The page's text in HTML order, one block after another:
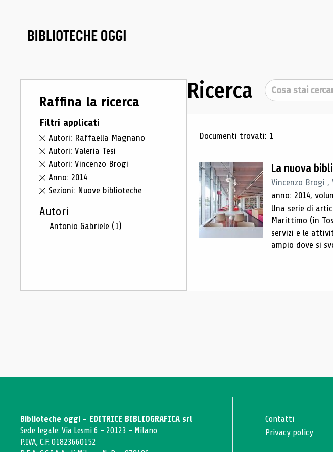
Raffina la ricerca
Filtri applicati
Autori: Raffaella Magnano
Autori: Valeria Tesi
Autori: Vincenzo Brogi
Anno: 2014
Sezioni: Nuove biblioteche
Autori
Antonio Gabriele (1)
Ricerca Cerca
Risultati di
Documenti trovati: 1
La nuova
Vincenzo Brogi ,
anno: 2014,
Una serie di
Marittimo (in
servizi e le
ampio dove si
Biblioteche oggi - EDITRICE BIBLIOGRAFICA srl
Sede legale: Via Lesmi 6 - 20123 - Milano
P.IVA, C.F. 01823660152
Contatti
Privacy policy